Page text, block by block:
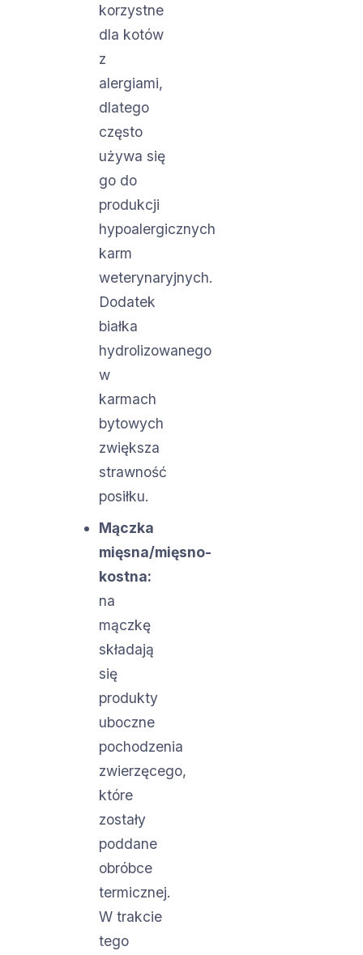
korzystne
dla kotów
z
alergiami,
dlatego
często
używa się
go do
produkcji
hypoalergicznych
karm
weterynaryjnych.
Dodatek
białka
hydrolizowanego
w
karmach
bytowych
zwiększa
strawność
posiłku.
Mączka
mięsna/mięsno-
kostna:
na
mączkę
składają
się
produkty
uboczne
pochodzenia
zwierzęcego,
które
zostały
poddane
obróbce
termicznej.
W trakcie
tego